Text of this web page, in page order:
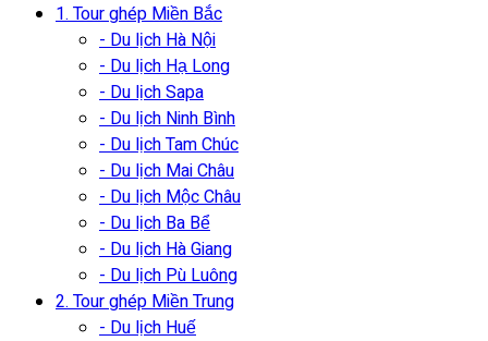
1. Tour ghép Miền Bắc
- Du lịch Hà Nội
- Du lịch Hạ Long
- Du lịch Sapa
- Du lịch Ninh Bình
- Du lịch Tam Chúc
- Du lịch Mai Châu
- Du lịch Mộc Châu
- Du lịch Ba Bể
- Du lịch Hà Giang
- Du lịch Pù Luông
2. Tour ghép Miền Trung
- Du lịch Huế